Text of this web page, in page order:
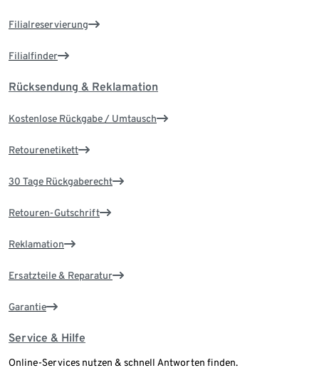
Filialreservierung
Filialfinder
Rücksendung & Reklamation
Kostenlose Rückgabe / Umtausch
Retourenetikett
30 Tage Rückgaberecht
Retouren-Gutschrift
Reklamation
Ersatzteile & Reparatur
Garantie
Service & Hilfe
Online-Services nutzen & schnell Antworten finden.